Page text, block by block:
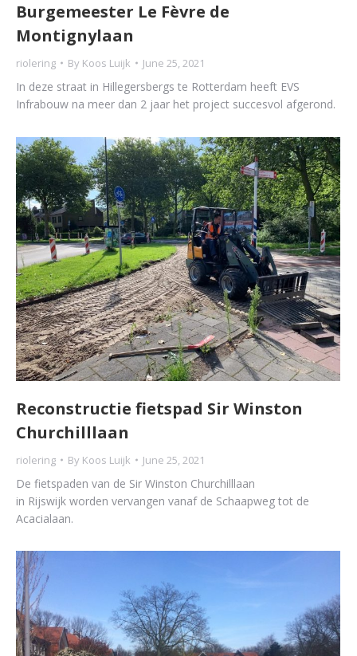
Burgemeester Le Fèvre de
Montignylaan
riolering By Koos Luijk June 25, 2021
In deze straat in Hillegersbergs te Rotterdam heeft EVS
Infrabouw na meer dan 2 jaar het project succesvol afgerond.
Reconstructie fietspad Sir Winston
Churchilllaan
riolering By Koos Luijk June 25, 2021
De fietspaden van de Sir Winston Churchilllaan
in Rijswijk worden vervangen vanaf de Schaapweg tot de
Acacialaan.